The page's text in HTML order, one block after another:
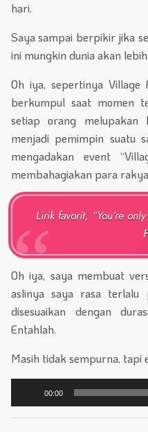
hari.
Saya sampai berpikir jika
ini mungkin dunia akan
Oh iya, sepertinya
berkumpul saat momen
setiap orang melupakan
menjadi pemimpin suatu
mengadakan event
membahagiakan para
Lirik favorit, “You’re
Oh iya, saya membuat
aslinya saya rasa terlalu
disesuaikan dengan
Entahlah.
Masih tidak sempurna, tapi
Audio
00:00